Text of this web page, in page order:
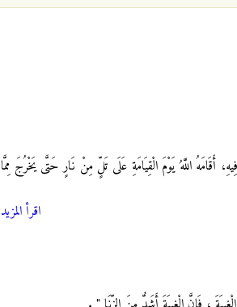
اللَّهُ يَوْمَ الْقِيَامَةِ عَلَى تَلٍّ مِنْ نَارٍ حَتَّى يَخْرُجَ مِمَّا
اقرأ المزيد